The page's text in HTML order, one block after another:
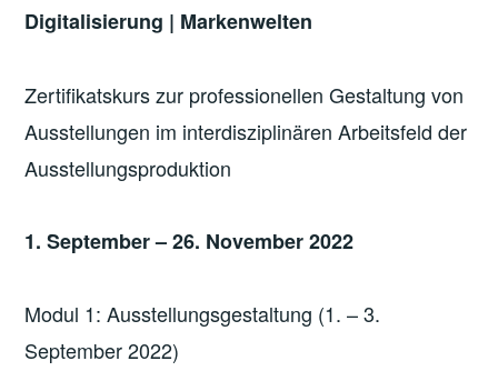
Digitalisierung | Markenwelten
Zertifikatskurs zur professionellen Gestaltung von
Ausstellungen im interdisziplinären Arbeitsfeld der
Ausstellungsproduktion
1. September – 26. November 2022
Modul 1: Ausstellungsgestaltung (1. – 3.
September 2022)